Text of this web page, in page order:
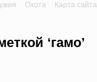
Охота Карта сайта
‘гамо’